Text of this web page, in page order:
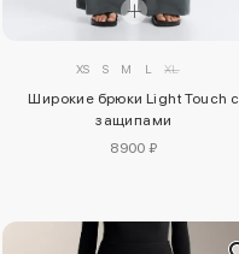
XS S M L XL
Широкие брюки Light Touch с
защипами
8900 ₽